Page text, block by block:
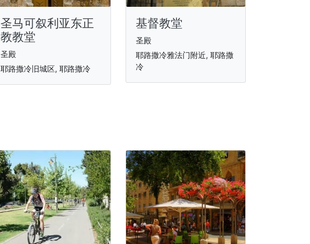
圣马可叙利亚东正
教教堂
圣殿
耶路撒冷旧城区, 耶路撒冷
基督教堂
圣殿
耶路撒冷雅法门附近, 耶路撒
冷